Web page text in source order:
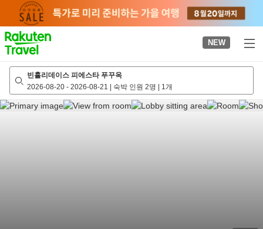
page
NEW
빈홀리데이스 피에스타 푸꾸옥
2026-08-20 - 2026-08-21 | 숙박 인원 2명 | 1개